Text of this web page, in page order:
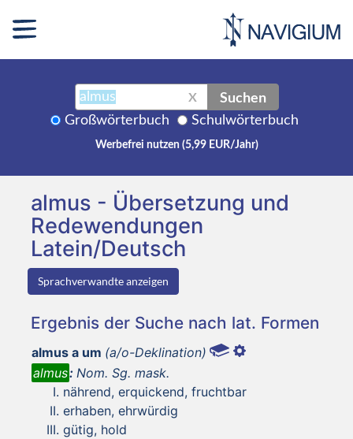
X Suchen
Großwörterbuch Schulwörterbuch
Werbefrei nutzen (5,99 EUR/Jahr)
almus - Übersetzung und
Redewendungen
Latein/Deutsch
Sprachverwandte anzeigen
Ergebnis der Suche nach lat. Formen
almus a um (a/o-Deklination)
almus: Nom. Sg. mask.
nährend, erquickend, fruchtbar
erhaben, ehrwürdig
gütig, hold